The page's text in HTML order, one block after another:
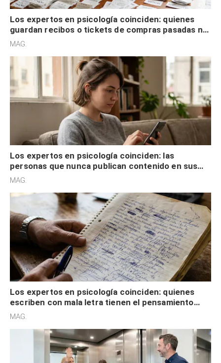
Los expertos en psicología coinciden: quienes
guardan recibos o tickets de compras pasadas no
son acumuladores, sino que tienen necesidad de
MAG.
Los expertos en psicología coinciden: las
personas que nunca publican contenido en sus
redes sociales no pretenden buscar validación
MAG.
Los expertos en psicología coinciden: quienes
escriben con mala letra tienen el pensamiento
acelerado y no lo hacen por desinterés
MAG.